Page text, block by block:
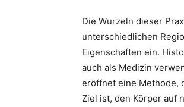
Die Wurzeln dieser
unterschiedlichen
Eigenschaften ein.
auch als Medizin
eröffnet eine Methode,
Ziel ist, den Körper auf